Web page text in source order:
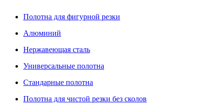
Полотна для фигурной резки
Алюминий
Нержавеющая сталь
Универсальные полотна
Стандарные полотна
Полотна для чистой резки без сколов